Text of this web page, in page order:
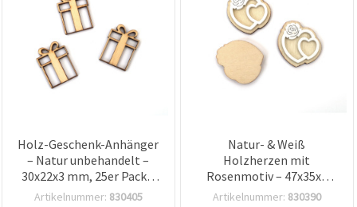
Holz-Geschenk-Anhänger
– Natur unbehandelt –
30x22x3 mm, 25er Pack –
ideal für
Artikelnummer: 830405
Natur- & Weiß
Holzherzen mit
Rosenmotiv – 47x35x5
mm (Set à 6) – ideal zum
Artikelnummer: 830390